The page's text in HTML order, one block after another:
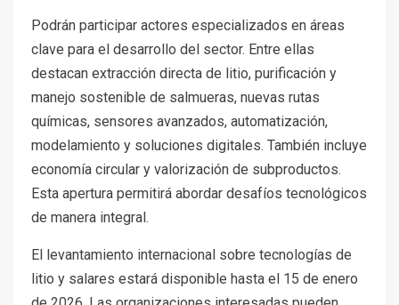
Podrán participar actores especializados en áreas
clave para el desarrollo del sector. Entre ellas
destacan extracción directa de litio, purificación y
manejo sostenible de salmueras, nuevas rutas
químicas, sensores avanzados, automatización,
modelamiento y soluciones digitales. También incluye
economía circular y valorización de subproductos.
Esta apertura permitirá abordar desafíos tecnológicos
de manera integral.
El levantamiento internacional sobre tecnologías de
litio y salares estará disponible hasta el 15 de enero